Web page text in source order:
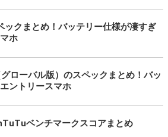
ックまとめ！バッテリー仕様が凄すぎ
ホ
ローバル版）のスペックまとめ！バッ
ントリースマホ
ベンチマークスコアまとめ